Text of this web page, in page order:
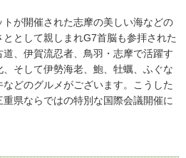
が開催された志摩の美しい海などの
として親しまれG7首脳も参拝された
、伊賀流忍者、鳥羽・志摩で活躍す
そして伊勢海老、鮑、牡蠣、ふぐな
どのグルメがございます。こうした
県ならではの特別な国際会議開催に